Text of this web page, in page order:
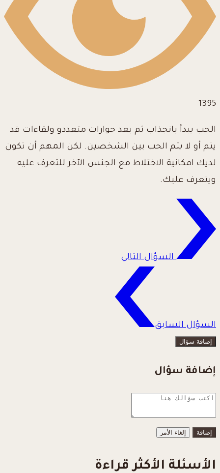
1395
الحب يبدأ بانجذاب ثم بعد حوارات متعددو ولقاءات قد
يتم أو لا يتم الحب بين الشخصين. لكن المهم أن تكون
لديك امكانية الاختلاط مع الجنس الآخر للتعرف عليه
ويتعرف عليك.
السؤال التالي
السؤال السابق
إضافة سؤال
إضافة سؤال
إلغاء الأمر
الأسئلة الأكثر قراءة